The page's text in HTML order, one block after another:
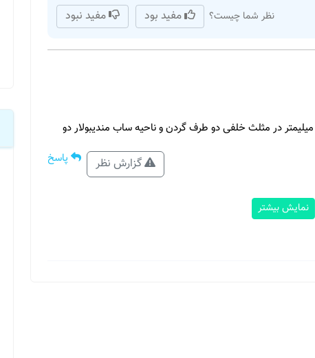
نظر شما چیست؟ مفید بود مفید نبود
لنف نودهای متعدد با نمای راکتیو و حداکثر 16*6 میلیمتر در مثلث خلفی دو طرف گردن و ناحیه ساب مندیبولار دو
پاسخ
نمایش بیشتر